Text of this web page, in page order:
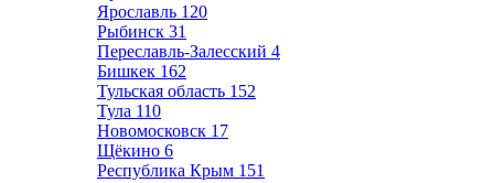
Ярославль 120
Рыбинск 31
Переславль-Залесский 4
Бишкек 162
Тульская область 152
Тула 110
Новомосковск 17
Щёкино 6
Республика Крым 151